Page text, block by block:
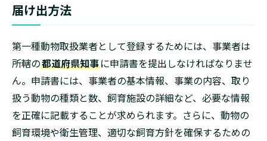
届け出方法
第一種動物取扱業者として登録するためには、事業者は
所轄の都道府県知事に申請書を提出しなければなりませ
ん。申請書には、事業者の基本情報、事業の内容、取り
扱う動物の種類と数、飼育施設の詳細など、必要な情報
を正確に記載することが求められます。さらに、動物の
飼育環境や衛生管理、適切な飼育方針を確保するための